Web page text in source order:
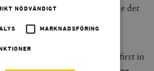
Bush och Clinton gjorde det
tiden sprungit ifrån de båda ”first in
NÖDVÄNDIGT
MARKNADSFÖRING